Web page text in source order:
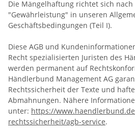
Die Mängelhaftung richtet sich nach
"Gewährleistung" in unseren
Geschäftsbedingungen (Teil I).
Diese AGB und
Recht spezialisierten Juristen des
werden permanent auf
Händlerbund Management AG
Rechtssicherheit der Texte und
Abmahnungen. Nähere
unter: https://
rechtssicherheit/agb-service.